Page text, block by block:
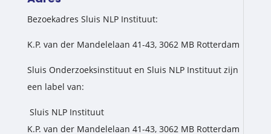
Bezoekadres Sluis NLP Instituut:
K.P. van der Mandelelaan 41-43, 3062 MB Rotterdam
Sluis Onderzoeksinstituut en Sluis NLP Instituut zijn
een label van:
Sluis NLP Instituut
K.P. van der Mandelelaan 41-43, 3062 MB Rotterdam